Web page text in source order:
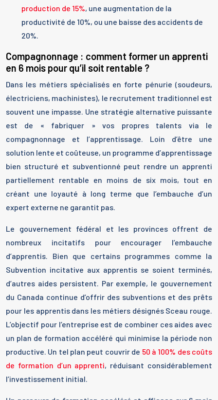
production de 15%, une augmentation de la
productivité de 10%, ou une baisse des accidents de
20%.
Compagnonnage : comment former un apprenti
en 6 mois pour qu’il soit rentable ?
Dans les métiers spécialisés en forte pénurie (soudeurs,
électriciens, machinistes), le recrutement traditionnel est
souvent une impasse. Une stratégie alternative puissante
est de « fabriquer » vos propres talents via le
compagnonnage et l’apprentissage. Loin d’être une
solution lente et coûteuse, un programme d’apprentissage
bien structuré et subventionné peut rendre un apprenti
partiellement rentable en moins de six mois, tout en
créant une loyauté à long terme que l’embauche d’un
expert externe ne garantit pas.
Le gouvernement fédéral et les provinces offrent de
nombreux incitatifs pour encourager l’embauche
d’apprentis. Bien que certains programmes comme la
Subvention incitative aux apprentis se soient terminés,
d’autres aides persistent. Par exemple, le gouvernement
du Canada continue d’offrir des subventions et des prêts
pour les apprentis dans les métiers désignés Sceau rouge.
L’objectif pour l’entreprise est de combiner ces aides avec
un plan de formation accéléré qui minimise la période non
productive. Un tel plan peut couvrir de 50 à 100% des coûts
de formation d’un apprenti, réduisant considérablement
l’investissement initial.